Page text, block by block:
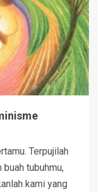
Terpujilah
buah tubuhmu,
kami yang